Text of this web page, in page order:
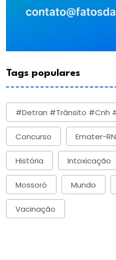
Tags populares
#detran #trânsito #cnh
Concurso Emater-RN
História Intoxicação
Mossoró Mundo
Vacinação